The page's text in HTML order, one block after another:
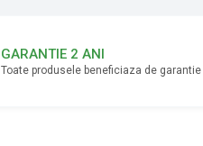
GARANTIE 2 ANI
Toate produsele beneficiaza de garantie